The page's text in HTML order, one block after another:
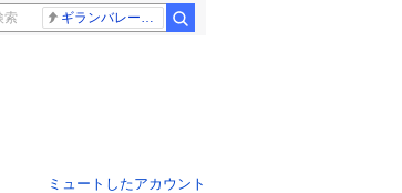
ギランバレー症候群
ミュートしたアカウント